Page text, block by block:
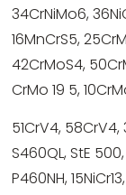
34CrNiMo6,
16MnCrS5,
42CrMoS4,
CrMo 19 5,
51CrV4, 58CrV4,
S460QL, StE
P460NH,